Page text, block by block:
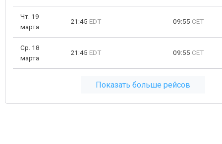
Чт. 19
марта
21:45 EDT 09:55 CET
Ср. 18
марта
21:45 EDT 09:55 CET
Показать больше рейсов